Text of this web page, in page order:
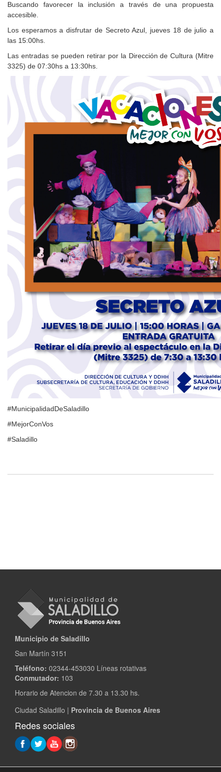
Buscando favorecer la inclusión a través de una propuesta
accesible.
Los esperamos a disfrutar de Secreto Azul, jueves 18 de julio a
las 15:00hs.
Las entradas se pueden retirar por la Dirección de Cultura (Mitre
3325) de 07:30hs a 13:30hs.
#MunicipalidadDeSaladillo
#MejorConVos
#Saladillo
Municipio de Saladillo
San Martín 3151
Teléfono: 02344-453030 Líneas rotativas
Conmutador: 103
Horario de Atencion de 7.30 a 13.30 hs.
Ciudad Saladillo | Provincia de Buenos Aires
Redes sociales